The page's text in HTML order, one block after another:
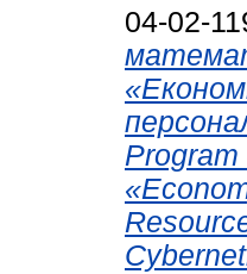
04-02-